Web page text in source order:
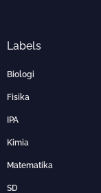
Labels
Biologi
Fisika
IPA
Kimia
Matematika
SD